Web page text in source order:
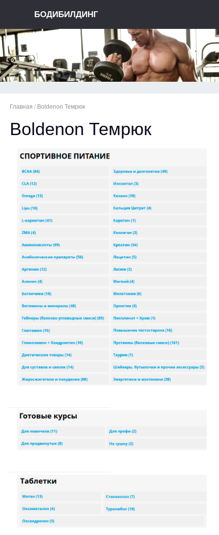
БОДИБИЛДИНГ
Главная / Boldenon Темрюк
Boldenon Темрюк